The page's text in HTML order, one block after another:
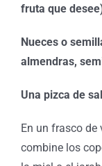
fruta que
Nueces o
almendras,
Una pizca de sal
En un frasco de
combine los